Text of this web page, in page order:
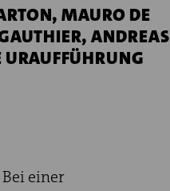
MAURO DE
ANDREAS
einer